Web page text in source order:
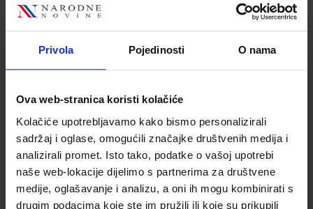
Privola Pojedinosti O nama
Ova web-stranica koristi kolačiće
Kolačiće upotrebljavamo kako bismo personalizirali
sadržaj i oglase, omogućili značajke društvenih medija i
analizirali promet. Isto tako, podatke o vašoj upotrebi
naše web-lokacije dijelimo s partnerima za društvene
medije, oglašavanje i analizu, a oni ih mogu kombinirati s
drugim podacima koje ste im pružili ili koje su prikupili
Autor(i):
Danijel Orešić Igor Tišma Ružica Vuk Alenka Bujan
Udžbenik Omot
GEA 3; radna bilježnica za geografiju u 7. razredu osnovne
škole (2021)
Autor(i):
Danijel Orešić Ružica Vuk Igor Tišma Alenka Bujan